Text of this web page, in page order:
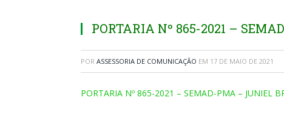
PORTARIA Nº 865-2021 –
POR ASSESSORIA DE COMUNICAÇÃO EM 17 DE MAIO DE 2021
PORTARIA Nº 865-2021 – SEMAD-PMA – JUNIEL